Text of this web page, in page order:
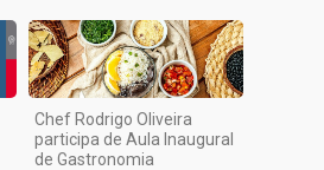
Chef Rodrigo Oliveira
participa de Aula Inaugural
de Gastronomia